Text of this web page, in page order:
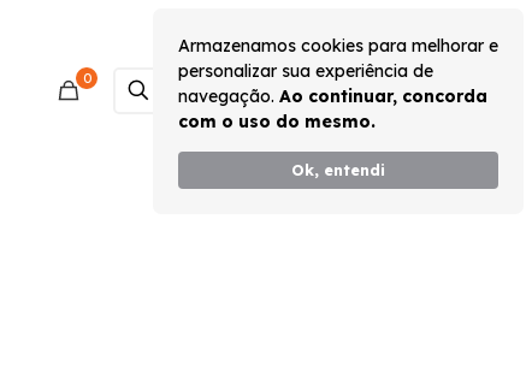
Armazenamos cookies para melhorar e
personalizar sua experiência de
navegação. Ao continuar, concorda
com o uso do mesmo.
Ok, entendi
0 Monte seu Kit